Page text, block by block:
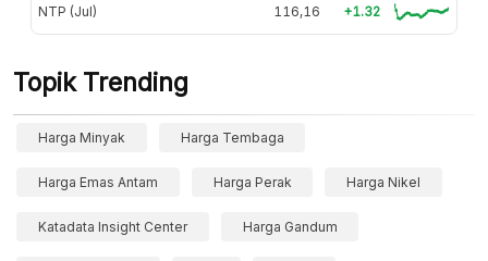
NTP (Jul) 116,16 +1.32
Topik Trending
Harga Minyak Harga Tembaga
Harga Emas Antam Harga Perak Harga Nikel
Katadata Insight Center Harga Gandum